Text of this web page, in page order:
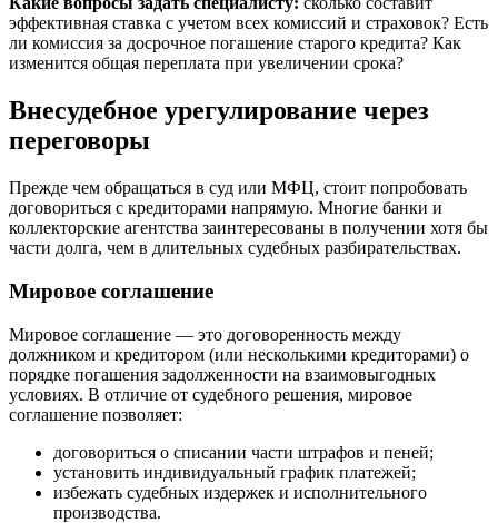
эффективная ставка с учетом всех комиссий и страховок? Есть
ли комиссия за досрочное погашение старого кредита? Как
изменится общая переплата при увеличении срока?
Внесудебное урегулирование через
переговоры
Прежде чем обращаться в суд или МФЦ, стоит попробовать
договориться с кредиторами напрямую. Многие банки и
коллекторские агентства заинтересованы в получении хотя бы
части долга, чем в длительных судебных разбирательствах.
Мировое соглашение
Мировое соглашение — это договоренность между
должником и кредитором (или несколькими кредиторами) о
порядке погашения задолженности на взаимовыгодных
условиях. В отличие от судебного решения, мировое
соглашение позволяет:
договориться о списании части штрафов и пеней;
установить индивидуальный график платежей;
избежать судебных издержек и исполнительного
производства.